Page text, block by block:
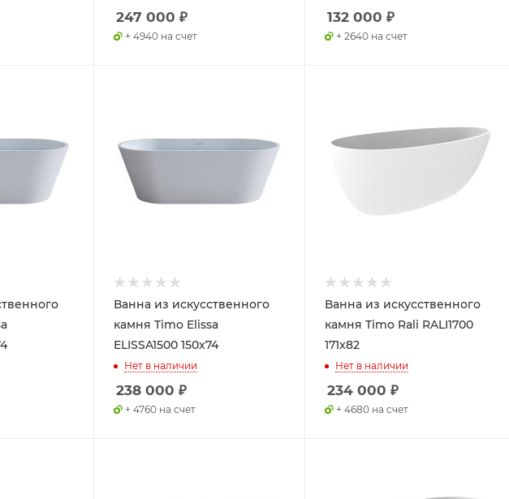
247 000 ₽
+ 4940 на счет
132 000 ₽
+ 2640 на счет
Ванна из искусственного
камня Timo Elissa
ELISSA1500 150x74
Нет в наличии
238 000 ₽
+ 4760 на счет
Ванна из искусственного
камня Timo Rali RALI1700
171x82
Нет в наличии
234 000 ₽
+ 4680 на счет